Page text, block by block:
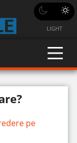
LIGHT
pe